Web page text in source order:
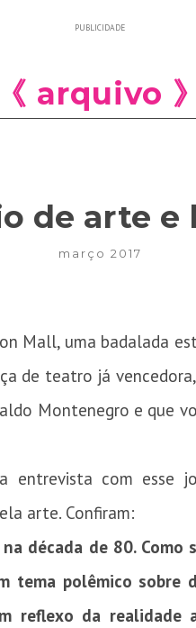
PUBLICIDADE
《 arquivo 》
de arte e
março 2017
Mall, uma badalada
de teatro já
Montenegro e que
com esse
arte. Confiram:
década de 80.
tema polêmico
reflexo da realidade